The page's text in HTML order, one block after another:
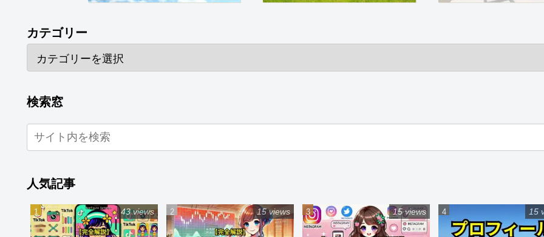
カテゴリー
検索窓
人気記事
43 views 15 views 15 views 15